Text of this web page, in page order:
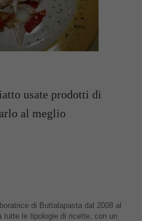
usate prodotti di
al meglio
di Buttalapasta dal 2008 al
tutte le tipologie di ricette, con un